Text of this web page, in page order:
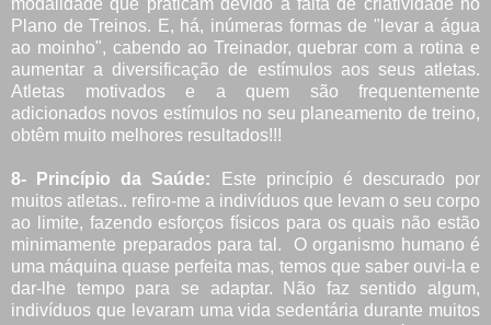
Plano de Treinos. E, há, inúmeras formas de "levar a água
ao moinho", cabendo ao Treinador, quebrar com a rotina e
aumentar a diversificação de estímulos aos seus atletas.
Atletas motivados e a quem são frequentemente
adicionados novos estímulos no seu planeamento de treino,
obtêm muito melhores resultados!!!
8- Princípio da Saúde: Este princípio é descurado por
muitos atletas.. refiro-me a indivíduos que levam o seu corpo
ao limite, fazendo esforços físicos para os quais não estão
minimamente preparados para tal. O organismo humano é
uma máquina quase perfeita mas, temos que saber ouvi-la e
dar-lhe tempo para se adaptar. Não faz sentido algum,
indivíduos que levaram uma vida sedentária durante muitos